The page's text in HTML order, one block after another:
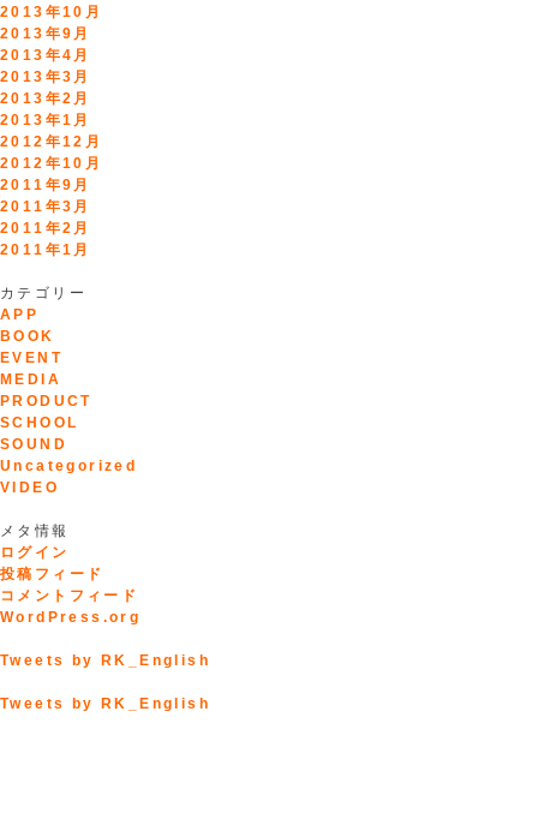
2013年10月
2013年9月
2013年4月
2013年3月
2013年2月
2013年1月
2012年12月
2012年10月
2011年9月
2011年3月
2011年2月
2011年1月
カテゴリー
APP
BOOK
EVENT
MEDIA
PRODUCT
SCHOOL
SOUND
Uncategorized
VIDEO
メタ情報
ログイン
投稿フィード
コメントフィード
WordPress.org
Tweets by RK_English
Tweets by RK_English